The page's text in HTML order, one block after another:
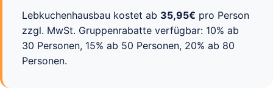
Lebkuchenhausbau kostet ab 35,95€ pro Person
zzgl. MwSt. Gruppenrabatte verfügbar: 10% ab
30 Personen, 15% ab 50 Personen, 20% ab 80
Personen.